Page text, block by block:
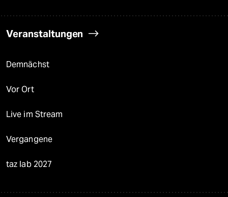
Veranstaltungen
Demnächst
Vor Ort
Live im Stream
Vergangene
taz lab 2027